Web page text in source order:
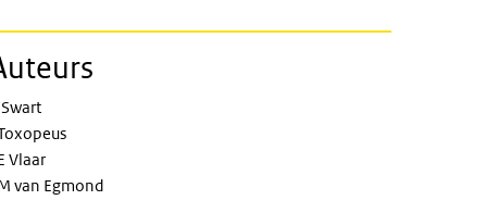
to implementation of the
Swart
Vlaar
van Egmond